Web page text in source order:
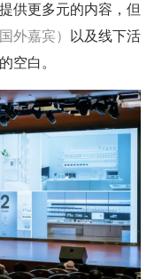
供更多元的内容，但
外嘉宾） 以及线下活
空白。